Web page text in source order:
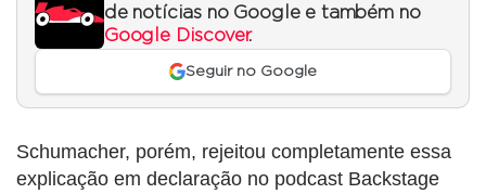
de notícias no Google e também no
Google Discover.
Seguir no Google
Schumacher, porém, rejeitou completamente essa
explicação em declaração no podcast Backstage